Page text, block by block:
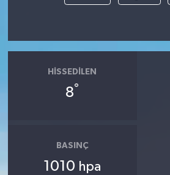
HISSEDILEN
8°
BASINÇ
1010 hpa